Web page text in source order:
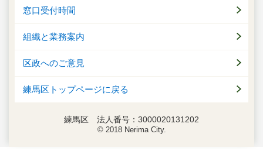
窓口受付時間
組織と業務案内
区政へのご意見
練馬区トップページに戻る
練馬区 法人番号：3000020131202
© 2018 Nerima City.